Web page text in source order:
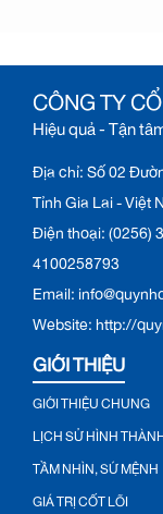
CÔNG TY
Hiệu quả - Tận
Địa chỉ: Số 02
Tỉnh Gia Lai - Việt
Điện thoại: (0256)
4100258793
Email:
Website: http://
GIỚI THIỆU
GIỚI THIỆU CHUNG
LỊCH SỬ HÌNH
TẦM NHÌN, SỨ MỆNH
GIÁ TRỊ CỐT LÕI